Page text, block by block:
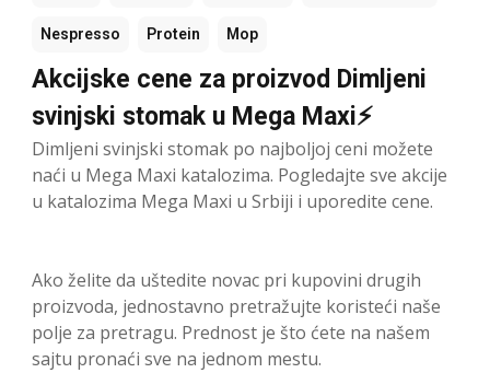
Nespresso Protein Mop
Akcijske cene za proizvod Dimljeni
svinjski stomak u Mega Maxi⚡
Dimljeni svinjski stomak po najboljoj ceni možete
naći u Mega Maxi katalozima. Pogledajte sve akcije
u katalozima Mega Maxi u Srbiji i uporedite cene.
Ako želite da uštedite novac pri kupovini drugih
proizvoda, jednostavno pretražujte koristeći naše
polje za pretragu. Prednost je što ćete na našem
sajtu pronaći sve na jednom mestu.